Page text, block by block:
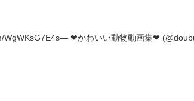
WgWKsG7E4s— ❤かわいい動物動画集❤